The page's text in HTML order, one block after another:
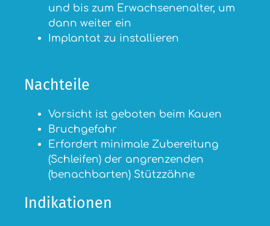
und bis zum Erwachsenenalter, um
dann weiter ein
Implantat zu installieren
Nachteile
Vorsicht ist geboten beim Kauen
Bruchgefahr
Erfordert minimale Zubereitung
(Schleifen) der angrenzenden
(benachbarten) Stützzähne
Indikationen